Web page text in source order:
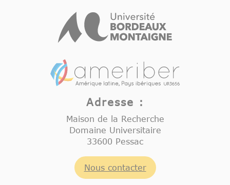
Adresse :
Maison de la Recherche
Domaine Universitaire
33600 Pessac
Nous contacter